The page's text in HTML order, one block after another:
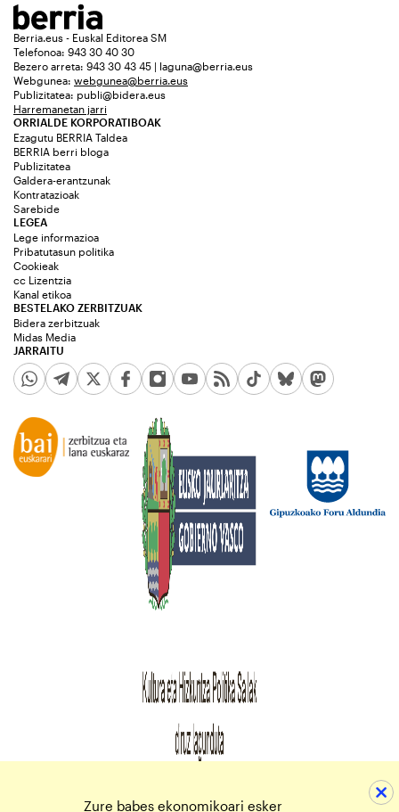
Berria.eus - Euskal Editorea SM
Telefonoa: 943 30 40 30
Bezero arreta: 943 30 43 45 | laguna@berria.eus
Webgunea: webgunea@berria.eus
Publizitatea: publi@bidera.eus
Harremanetan jarri
ORRIALDE KORPORATIBOAK
Ezagutu BERRIA Taldea
BERRIA berri bloga
Publizitatea
Galdera-erantzunak
Kontratazioak
Sarebide
JARRAITU
LEGEA
Lege informazioa
Pribatutasun politika
Cookieak
cc Lizentzia
Kanal etikoa
BESTELAKO ZERBITZUAK
Bidera zerbitzuak
Midas Media
Zure babes ekonomikoari esker